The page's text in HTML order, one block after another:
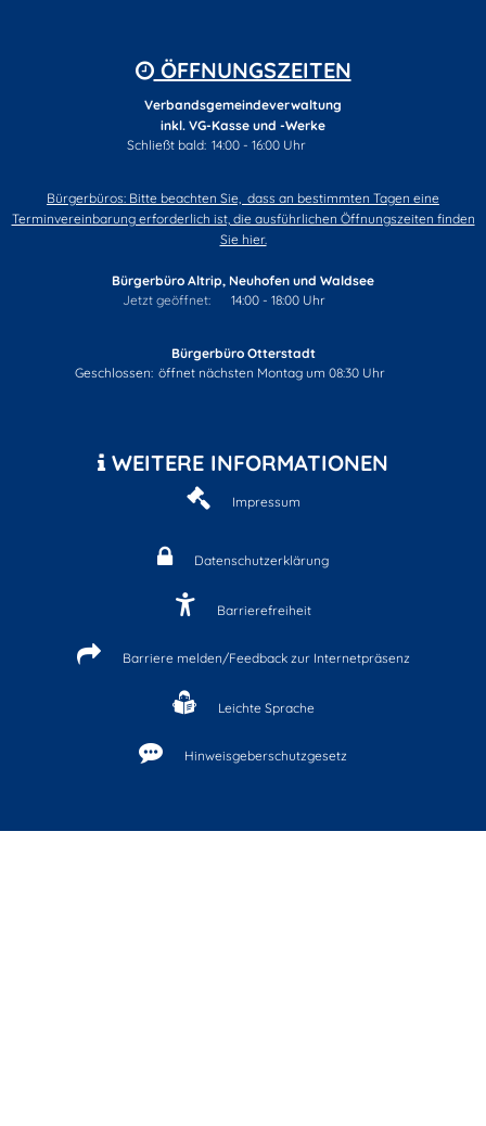
ÖFFNUNGSZEITEN
Verbandsgemeindeverwaltung
inkl. VG-Kasse und -Werke
Klicken, um weitere Öffnungs- oder Schließzeiten
Schließt bald: 14:00- 16:00Uhr
Bürgerbüros: Bitte beachten Sie, dass an bestimmten Tagen eine
Terminvereinbarung erforderlich ist, die ausführlichen Öffnungszeiten finden
Sie hier.
Bürgerbüro Altrip, Neuhofen und Waldsee
Klicken, um weitere Öffnungs- oder Schließzeiten
Jetzt geöffnet: 14:00 - 18:00 Uhr
Bürgerbüro Otterstadt
Klicken, um weitere Öffnungs- oder Schließzeiten auszublenden
Geschlossen: öffnet nächsten Montag um 08:30 Uhr
WEITERE INFORMATIONEN
Impressum
Datenschutzerklärung
Barrierefreiheit
Barriere melden/Feedback zur Internetpräsenz
Leichte Sprache
Hinweisgeberschutzgesetz